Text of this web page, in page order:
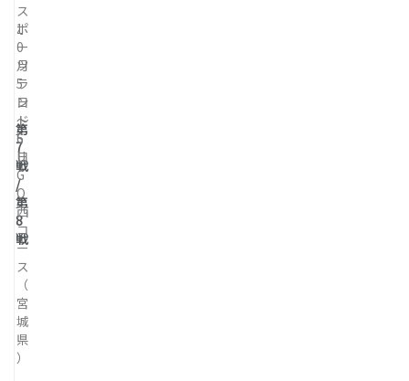
第
7
戦
/
第
8
戦
1
0
月
5
日
～
6
日
ス
ポ
ー
ツ
ラ
ン
ド
S
U
G
O
西
コ
ー
ス
（
宮
城
県
）